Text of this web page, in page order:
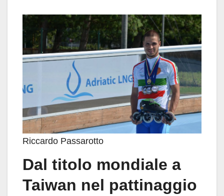
Riccardo Passarotto
Dal titolo mondiale a
Taiwan nel pattinaggio